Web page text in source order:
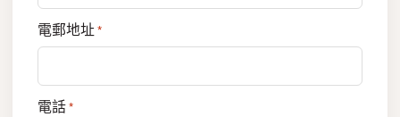
電郵地址*
電話*